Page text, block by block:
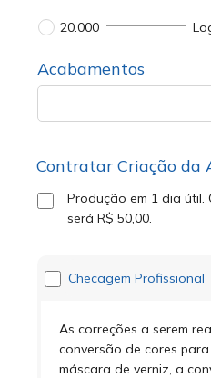
20.000
Acabamentos
Contratar Criação da
Produção em 1 dia útil.
seráR$ 50,00.
Checagem Profissional
As correções a serem
conversão de cores para
máscara de verniz, a